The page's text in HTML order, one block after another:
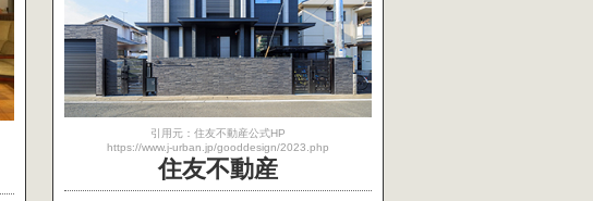
引用元：住友不動産公式HP
https://www.j-urban.jp/gooddesign/2023.php
住友不動産